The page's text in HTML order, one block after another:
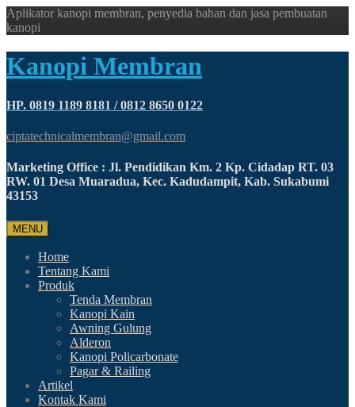
Aplikator kanopi membran, penyedia bahan dan jasa pembuatan
kanopi
Kanopi Membran
HP. 0819 1189 8181 / 0812 8650 0122
ciptatechnicalmembran@gmail.com
Marketing Office : Jl. Pendidikan Km. 2 Kp. Cidadap RT. 03
RW. 01 Desa Muaradua, Kec. Kadudampit, Kab. Sukabumi
43153
MENU
Home
Tentang Kami
Produk
Tenda Membran
Kanopi Kain
Awning Gulung
Alderon
Kanopi Policarbonate
Pagar & Railing
Artikel
Kontak Kami